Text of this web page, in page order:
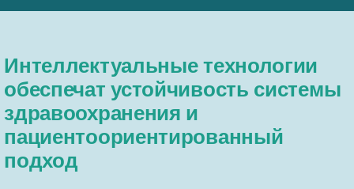
Интеллектуальные технологии
обеспечат устойчивость системы
здравоохранения и
пациентоориентированный
подход